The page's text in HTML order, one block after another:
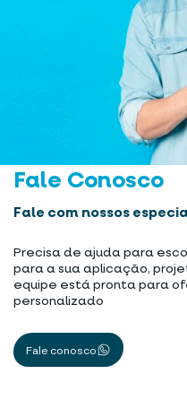
Fale Conosco
Fale com nossos
Precisa de ajuda para
para a sua aplicação,
equipe está pronta para
personalizado
Fale conosco